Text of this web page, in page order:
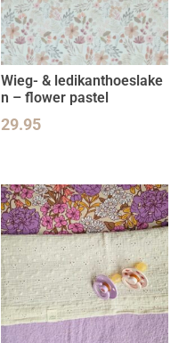
Wieg- & ledikanthoeslake
n – flower pastel
29.95